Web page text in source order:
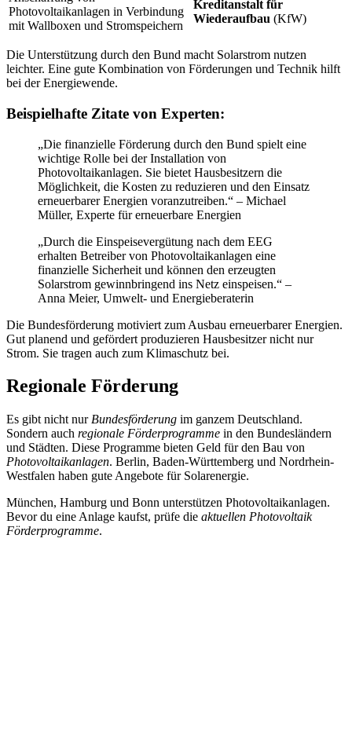
Photovoltaikanlagen in Verbindung
mit Wallboxen und Stromspeichern
Kreditanstalt für
Wiederaufbau (KfW)
Die Unterstützung durch den Bund macht Solarstrom nutzen
leichter. Eine gute Kombination von Förderungen und Technik hilft
bei der Energiewende.
Beispielhafte Zitate von Experten:
„Die finanzielle Förderung durch den Bund spielt eine
wichtige Rolle bei der Installation von
Photovoltaikanlagen. Sie bietet Hausbesitzern die
Möglichkeit, die Kosten zu reduzieren und den Einsatz
erneuerbarer Energien voranzutreiben.“ – Michael
Müller, Experte für erneuerbare Energien
„Durch die Einspeisevergütung nach dem EEG
erhalten Betreiber von Photovoltaikanlagen eine
finanzielle Sicherheit und können den erzeugten
Solarstrom gewinnbringend ins Netz einspeisen.“ –
Anna Meier, Umwelt- und Energieberaterin
Die Bundesförderung motiviert zum Ausbau erneuerbarer Energien.
Gut planend und gefördert produzieren Hausbesitzer nicht nur
Strom. Sie tragen auch zum Klimaschutz bei.
Regionale Förderung
Es gibt nicht nur Bundesförderung im ganzem Deutschland.
Sondern auch regionale Förderprogramme in den Bundesländern
und Städten. Diese Programme bieten Geld für den Bau von
Photovoltaikanlagen. Berlin, Baden-Württemberg und Nordrhein-
Westfalen haben gute Angebote für Solarenergie.
München, Hamburg und Bonn unterstützen Photovoltaikanlagen.
Bevor du eine Anlage kaufst, prüfe die aktuellen Photovoltaik
Förderprogramme.